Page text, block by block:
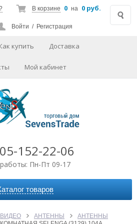
В корзине 0 на 0 руб.
Войти / Регистрация
купить Доставка
Мой кабинет
152-22-06
Пн-Пт 09-17
товаров
АНТЕННЫ
АНТЕННЫ